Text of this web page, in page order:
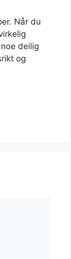
Når du
deilig
og